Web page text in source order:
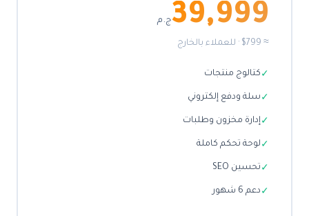
39,999ج.م
≈ $799 · للعملاء بالخارج
✓ كتالوج منتجات
✓ سلة ودفع إلكتروني
✓إدارة مخزون وطلبات
✓ لوحة تحكم كاملة
✓ تحسين SEO
✓ دعم 6 شهور